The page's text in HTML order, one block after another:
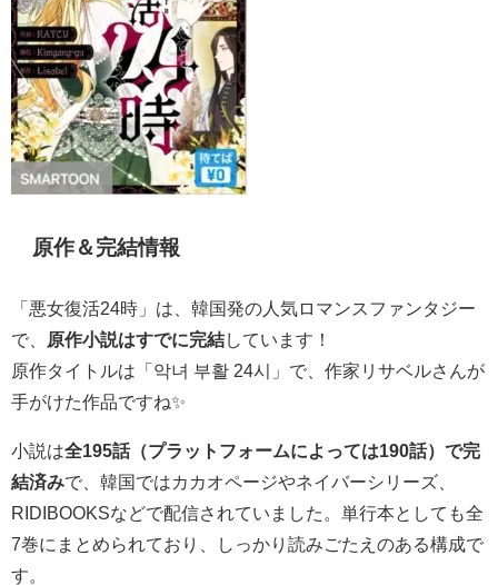
原作＆完結情報
「悪女復活24時」は、韓国発の人気ロマンスファンタジー
で、
原作小説はすでに完結しています！
原作タイトルは「악녀 부활 24시」で、作家リサベルさんが
手がけた作品ですね✨
小説は全195話（プラットフォームによっては190話）で完
結済みで、韓国ではカカオページやネイバーシリーズ、
RIDIBOOKSなどで配信されていました。単行本としても全
7巻にまとめられており、しっかり読みごたえのある構成で
す。